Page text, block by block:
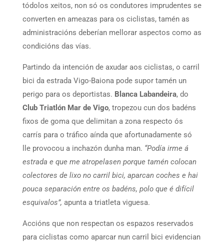
tódolos xeitos, non só os condutores imprudentes se
converten en ameazas para os ciclistas, tamén as
administracións deberían mellorar aspectos como as
condicións das vías.
Partindo da intención de axudar aos ciclistas, o carril
bici da estrada Vigo-Baiona pode supor tamén un
perigo para os deportistas. Blanca Labandeira, do
Club Triatlón Mar de Vigo, tropezou cun dos badéns
fixos de goma que delimitan a zona respecto ós
carrís para o tráfico aínda que afortunadamente só
lle provocou a inchazón dunha man. “Podía irme á
estrada e que me atropelasen porque tamén colocan
colectores de lixo no carril bici, aparcan coches e hai
pouca separación entre os badéns, polo que é difícil
esquivalos”, apunta a triatleta viguesa.
Accións que non respectan os espazos reservados
para ciclistas como aparcar nun carril bici evidencian